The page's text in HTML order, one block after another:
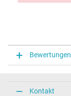
Bewertungen
Kontakt